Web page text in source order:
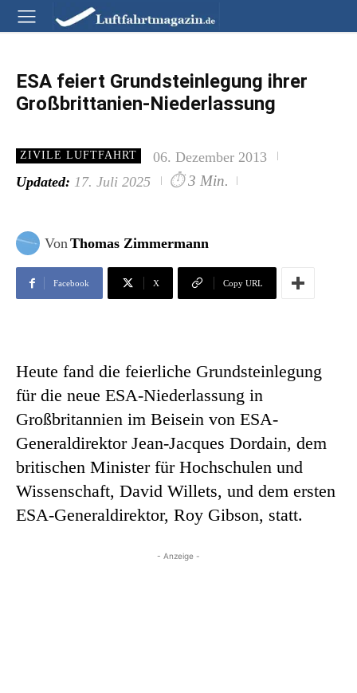
ESA feiert Grundsteinlegung ihrer
Großbrittanien-Niederlassung
ZIVILE LUFTFAHRT
06. Dezember 2013
Updated: 17. Juli 2025 ⏱ 3 Min.
VonThomas Zimmermann
Facebook X Copy URL
Heute fand die feierliche Grundsteinlegung
für die neue ESA-Niederlassung in
Großbritannien im Beisein von ESA-
Generaldirektor Jean-Jacques Dordain, dem
britischen Minister für Hochschulen und
Wissenschaft, David Willets, und dem ersten
ESA-Generaldirektor, Roy Gibson, statt.
- Anzeige -